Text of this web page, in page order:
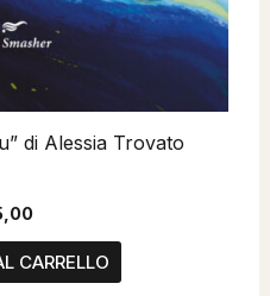
di Alessia Trovato
CARRELLO